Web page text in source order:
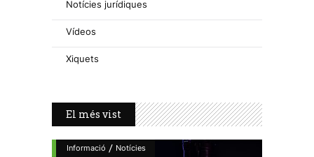
Notícies jurídiques
Vídeos
Xiquets
El més vist
Informació / Notícies